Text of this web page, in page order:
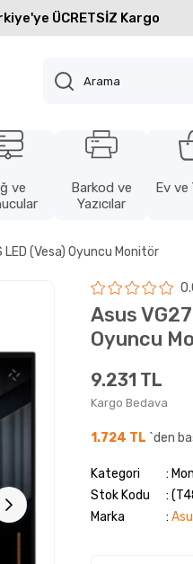
ÜCRETSİZ Kargo
ve
Barkod ve
Yazıcılar
Ev ve
LED (Vesa) Oyuncu Monitör
Asus
Oyuncu
9.231 TL
Kargo Bedava
1.724 TL `den
Kategori
Stok Kodu
Marka
: